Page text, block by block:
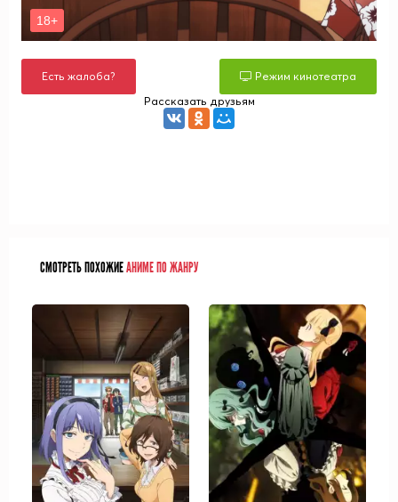
Есть жалоба?
Режим кинотеатра
Рассказать друзьям
СМОТРЕТЬ ПОХОЖИЕАНИМЕ ПО ЖАНРУ